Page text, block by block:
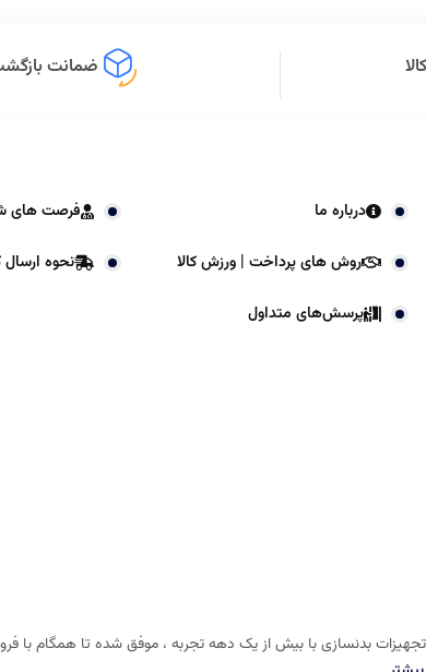
ضمانت
درباره ما فرصت های
روش های پرداخت | ورزش کالا نحوه ارسال
پرسش‌های متداول
بدنسازی با بیش از یک دهه تجربه ، موفق شده تا همگام با